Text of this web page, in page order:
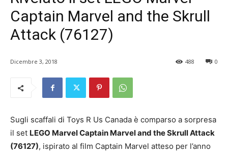
Captain Marvel and the Skrull
Attack (76127)
Dicembre 3, 2018 0
488
Sugli scaffali di Toys R Us Canada è comparso a sorpresa
il set LEGO Marvel Captain Marvel and the Skrull Attack
(76127), ispirato al film Captain Marvel atteso per l’anno